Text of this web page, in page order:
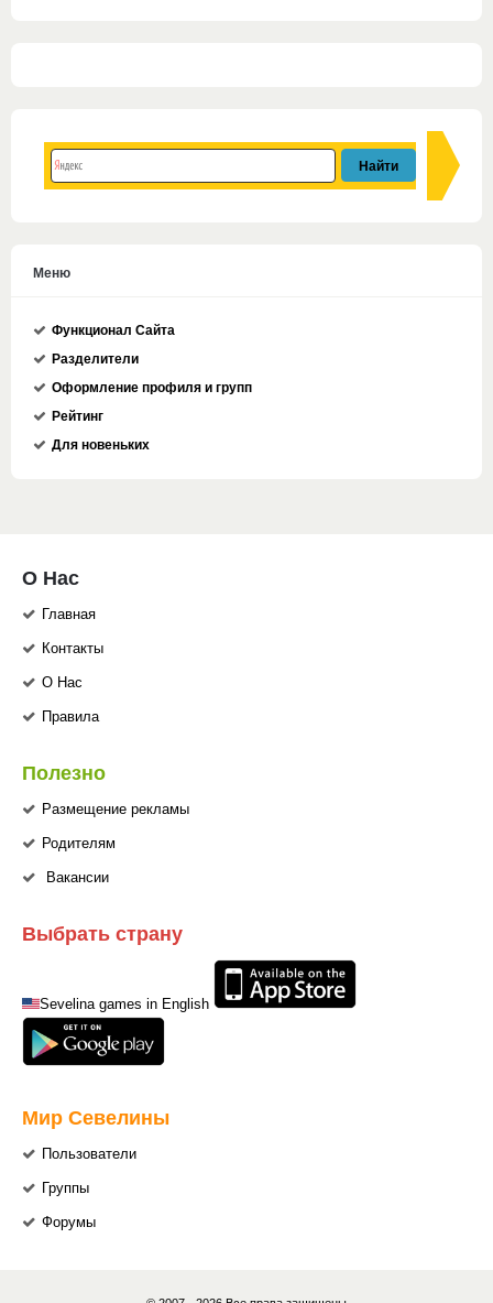
Меню
Функционал Сайта
Разделители
Оформление профиля и групп
Рейтинг
Для новеньких
О Нас
Главная
Контакты
О Нас
Правила
Полезно
Размещение рекламы
Родителям
Вакансии
Выбрать страну
Sevelina games in English
Мир Севелины
Пользователи
Группы
Форумы